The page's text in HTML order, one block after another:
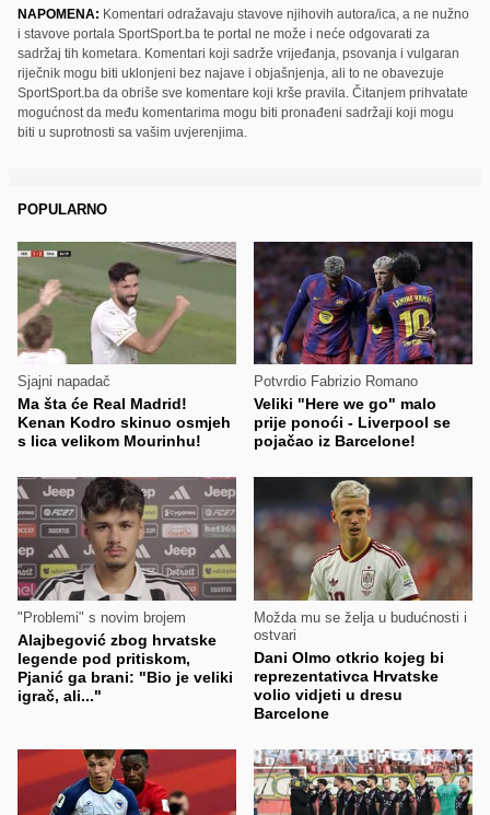
NAPOMENA: Komentari odražavaju stavove njihovih autora/ica, a ne nužno
i stavove portala SportSport.ba te portal ne može i neće odgovarati za
sadržaj tih kometara. Komentari koji sadrže vrijeđanja, psovanja i vulgaran
riječnik mogu biti uklonjeni bez najave i objašnjenja, ali to ne obavezuje
SportSport.ba da obriše sve komentare koji krše pravila. Čitanjem prihvatate
mogućnost da među komentarima mogu biti pronađeni sadržaji koji mogu
biti u suprotnosti sa vašim uvjerenjima.
POPULARNO
Sjajni napadač
Ma šta će Real Madrid!
Kenan Kodro skinuo osmjeh
s lica velikom Mourinhu!
Potvrdio Fabrizio Romano
Veliki "Here we go" malo
prije ponoći - Liverpool se
pojačao iz Barcelone!
"Problemi" s novim brojem
Alajbegović zbog hrvatske
legende pod pritiskom,
Pjanić ga brani: "Bio je veliki
igrač, ali..."
Možda mu se želja u budućnosti i
ostvari
Dani Olmo otkrio kojeg bi
reprezentativca Hrvatske
volio vidjeti u dresu
Barcelone